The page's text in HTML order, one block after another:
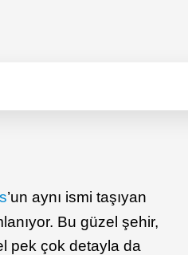
’un aynı ismi taşıyan
Bu güzel şehir,
pek çok detayla da